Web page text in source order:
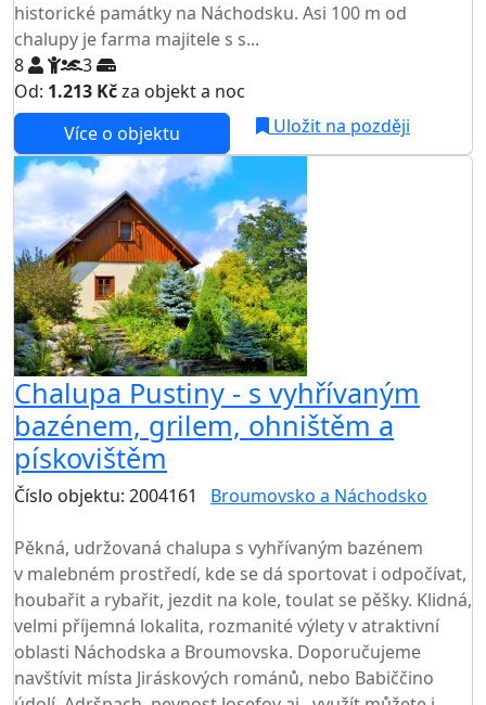
historické památky na Náchodsku. Asi 100 m od
chalupy je farma majitele s s...
8
3
Od: 1.213 Kčza objekt a noc
Více o objektu
Uložit na později
Chalupa Pustiny - s vyhřívaným
bazénem, grilem, ohništěm a
pískovištěm
Číslo objektu: 2004161 Broumovsko a Náchodsko
Pěkná, udržovaná chalupa s vyhřívaným bazénem
v malebném prostředí, kde se dá sportovat i odpočívat,
houbařit a rybařit, jezdit na kole, toulat se pěšky. Klidná,
velmi příjemná lokalita, rozmanité výlety v atraktivní
oblasti Náchodska a Broumovska. Doporučujeme
navštívit místa Jiráskových románů, nebo Babiččino